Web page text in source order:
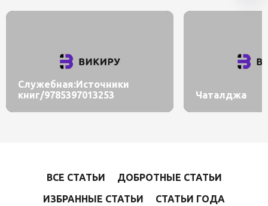
Служебная:Источники
книг/9785397013253
Чаталджа
ВСЕ СТАТЬИ
ДОБРОТНЫЕ СТАТЬИ
ИЗБРАННЫЕ СТАТЬИ
СТАТЬИ ГОДА